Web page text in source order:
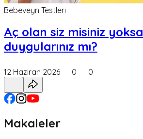
Bebeveyn Testleri
Aç olan siz misiniz yoksa
duygularınız mı?
12 Haziran 2026 0 0
Makaleler